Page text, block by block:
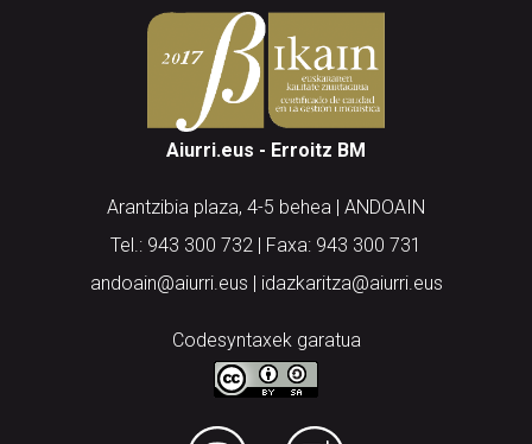
Aiurri.eus - Erroitz BM
Arantzibia plaza, 4-5 behea | ANDOAIN
Tel.: 943 300 732 | Faxa: 943 300 731
andoain@aiurri.eus | idazkaritza@aiurri.eus
Codesyntaxek garatua